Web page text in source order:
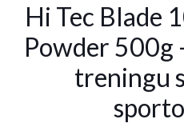
Hi Tec Blade
Powder 500g
treningu